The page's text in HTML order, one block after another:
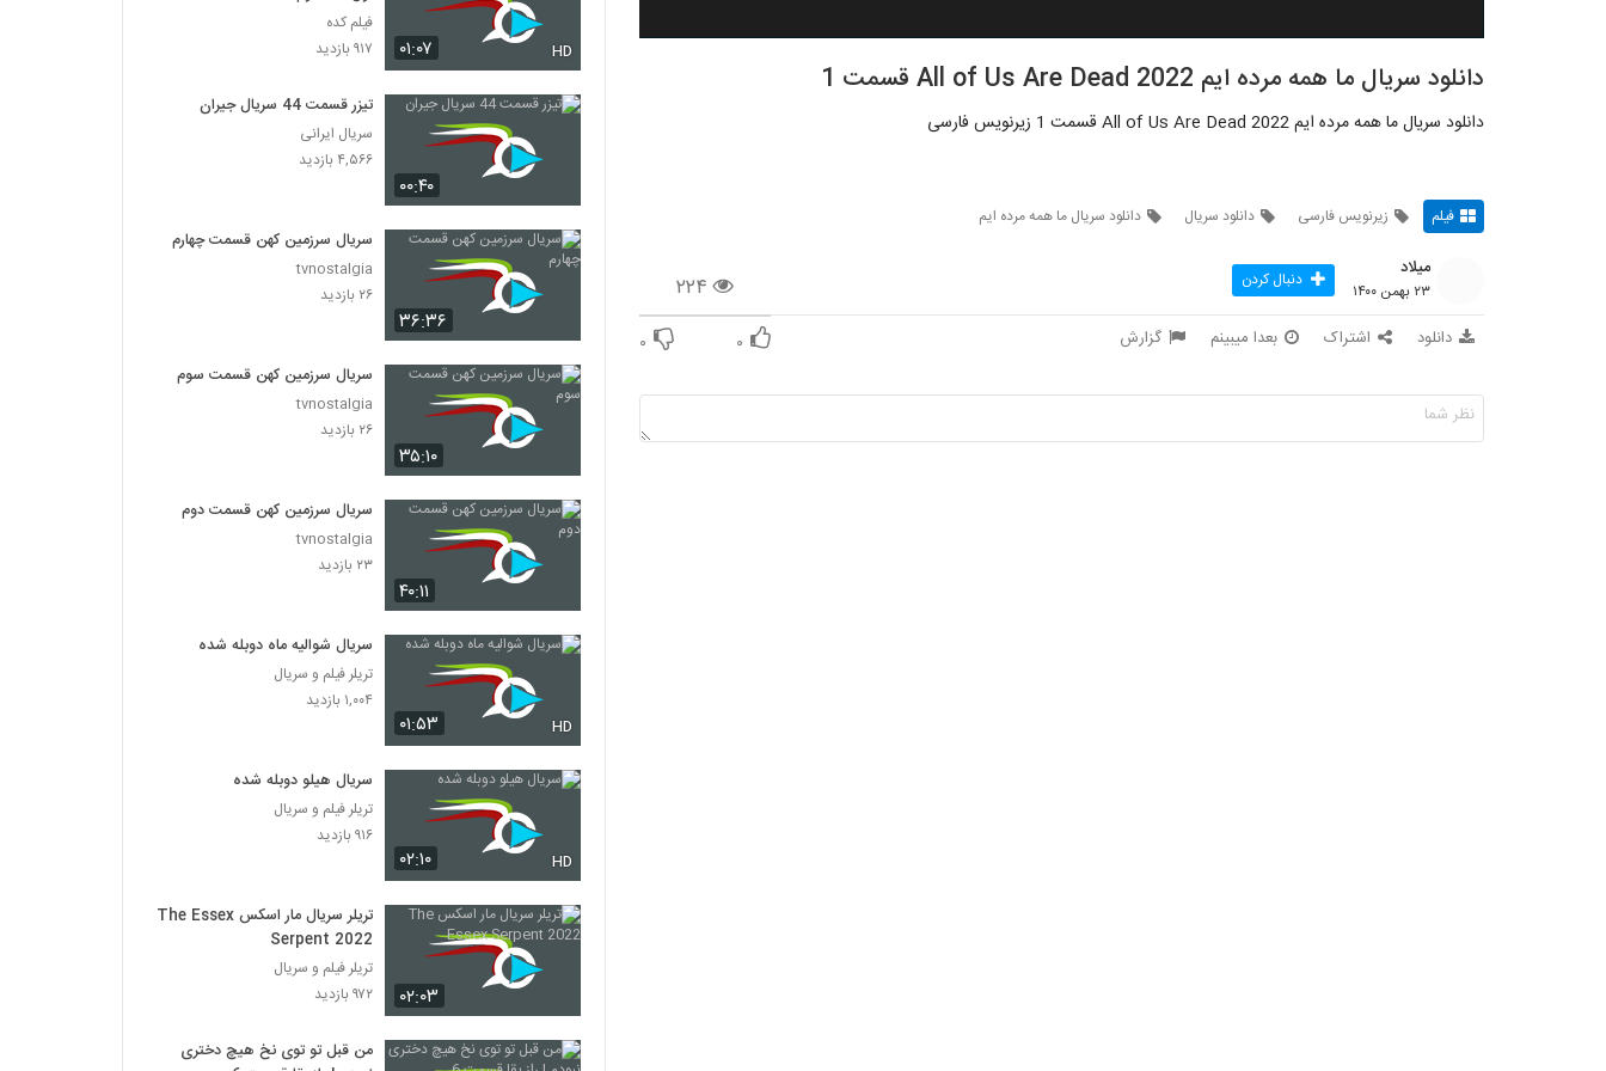
دانلود سریال ما همه مرده ایم All of Us Are Dead 2022 قسمت 1
دانلود سریال ما همه مرده ایم All of Us Are Dead 2022 قسمت 1 زیرنویس فارسی
فیلم زیرنویس فارسی دانلود سریال دانلود سریال ما همه مرده ایم
۲۲۴
میلاد
۲۳ بهمن ۱۴۰۰ دنبال کردن
دانلود اشتراک بعدا میبینم گزارش ۰ ۰
۰۱:۰۷ HD
فیلم کده
۹۱۷ بازدید
۰۰:۴۰
تیزر قسمت 44 سریال جیران
سریال ایرانی
۴,۵۶۶ بازدید
۳۶:۳۶
سریال سرزمین کهن قسمت چهارم
tvnostalgia
۲۶ بازدید
۳۵:۱۰
سریال سرزمین کهن قسمت سوم
tvnostalgia
۲۶ بازدید
۴۰:۱۱
سریال سرزمین کهن قسمت دوم
tvnostalgia
۲۳ بازدید
۰۱:۵۳ HD
سریال شوالیه ماه دوبله شده
تریلر فیلم و سریال
۱,۰۰۴ بازدید
۰۲:۱۰ HD
سریال هیلو دوبله شده
تریلر فیلم و سریال
۹۱۶ بازدید
۰۲:۰۳
تریلر سریال مار اسکس The Essex
Serpent 2022
تریلر فیلم و سریال
۹۷۲ بازدید
من قبل تو توی نخ هیچ دختری